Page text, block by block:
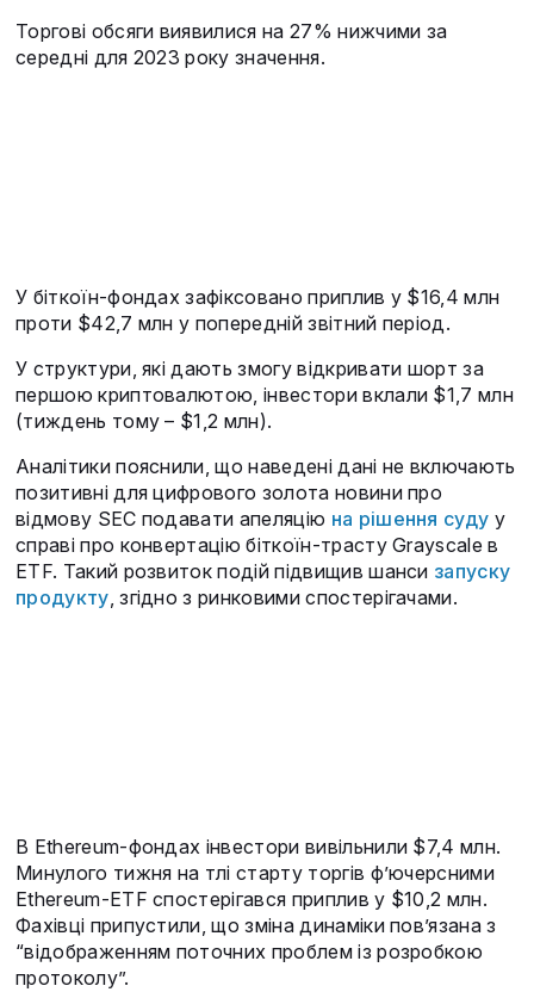
Торгові обсяги виявилися на 27% нижчими за
середні для 2023 року значення.
У біткоїн-фондах зафіксовано приплив у $16,4 млн
проти $42,7 млн у попередній звітний період.
У структури, які дають змогу відкривати шорт за
першою криптовалютою, інвестори вклали $1,7 млн
(тиждень тому – $1,2 млн).
Аналітики пояснили, що наведені дані не включають
позитивні для цифрового золота новини про
відмову SEC подавати апеляцію на рішення суду у
справі про конвертацію біткоїн-трасту Grayscale в
ETF. Такий розвиток подій підвищив шанси запуску
продукту, згідно з ринковими спостерігачами.
В Ethereum-фондах інвестори вивільнили $7,4 млн.
Минулого тижня на тлі старту торгів ф’ючерсними
Ethereum-ETF спостерігався приплив у $10,2 млн.
Фахівці припустили, що зміна динаміки пов’язана з
“відображенням поточних проблем із розробкою
протоколу”.